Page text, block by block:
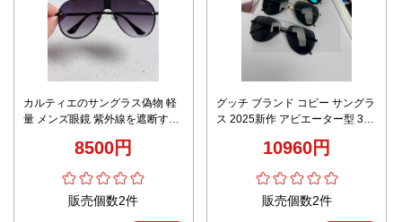
カルティエのサングラス偽物 軽
量 メンズ眼鏡 紫外線を遮断する
8500円
販売個数2件
グッチ ブランド コピー サングラ
ス 2025新作 アビエーター型 3カ
10960円
販売個数2件